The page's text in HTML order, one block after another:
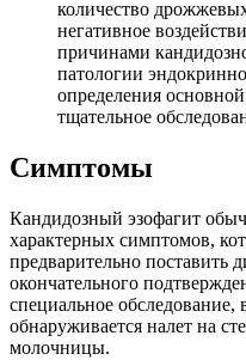
количество
негативное
причинами
патологии
определения
тщательное
Симптомы
Кандидозный эзофагит
характерных симптомов,
предварительно поставить
окончательного
специальное обследование,
обнаруживается налет на
молочницы.